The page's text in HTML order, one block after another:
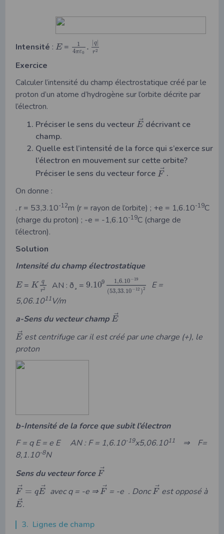
Intensité : E=
1
4πε0
. |q|
r2
Exercice
Calculer l’intensité du champ électrostatique créé par le
proton d’un atome d’hydrogène sur l’orbite décrite par
l’électron.
Préciser le sens du vecteur E⃗ décrivant ce
champ.
Quelle est l’intensité de la force qui s’exerce sur
l’électron en mouvement sur cette orbite?
Préciser le sens du vecteur force F .
On donne :
. r = 53,3.10-12m (r = rayon de l’orbite) ; +e = 1,6.10-19C
(charge du proton) ; -e = -1,6.10-19C (charge de
l’électron).
Solution
Intensité du champ électrostatique
E= K
q
r2 AN : ð¸ = 9.109 1 ,6.10 − 19
(53,33.10 − 12 )2
E =
5,06.1011V/m
a-Sens du vecteur champ E⃗
E⃗ est centrifuge car il est créé par une charge (+), le
proton
b-Intensité de la force que subit l’électron
F= q E = e E AN : F = 1,6.10-19x5,06.1011 ⇒
F=
8,1.10-8N
Sens du vecteur forceF
F = qE⃗ avec q = -e ⇒ F ⃗ = -e . DoncF ⃗ est opposé à
E⃗.
3. Lignes de champ